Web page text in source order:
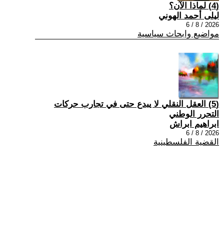
(4) لماذا الآن؟
ليلى أحمد الهوني
2026 / 8 / 6
مواضيع وابحاث سياسية
(5) العقل النقلي لا يبدع حتى في تجارب حركات
التحرر الوطني
ابراهيم ابراش
2026 / 8 / 6
القضية الفلسطينية